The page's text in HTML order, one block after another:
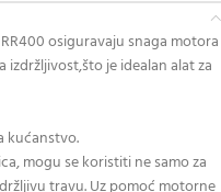
osiguravaju snaga motora
izdržljivost,što je idealan alat za
kućanstvo.
mogu se koristiti ne samo za
travu. Uz pomoć motorne